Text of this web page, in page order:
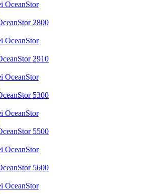
2800
2910
5300
5500
5600